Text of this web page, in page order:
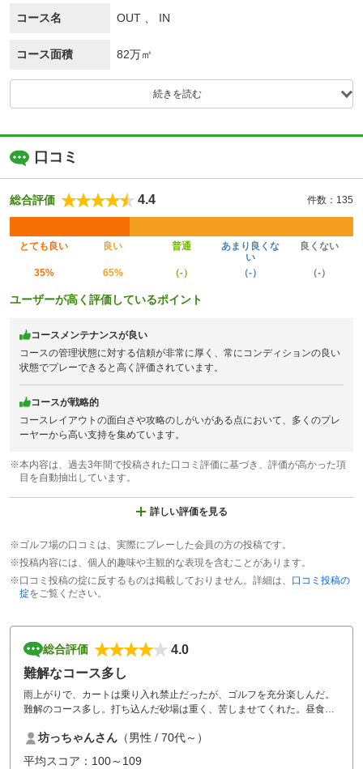
コース名 OUT 、 IN
コース面積 82万㎡
続きを読む
口コミ
総合評価 4.4 件数：135
とても良い 良い 普通
あまり良くな
い
良くない
35% 65% （-） （-） （-）
ユーザーが高く評価しているポイント
コースメンテナンスが良い
コースの管理状態に対する信頼が非常に厚く、常にコンディションの良い
状態でプレーできると高く評価されています。
コースが戦略的
コースレイアウトの面白さや攻略のしがいがある点において、多くのプレ
ーヤーから高い支持を集めています。
※本内容は、過去3年間で投稿された口コミ評価に基づき、評価が高かった項
目を自動抽出しています。
詳しい評価を見る
※ゴルフ場の口コミは、実際にプレーした会員の方の投稿です。
※投稿内容には、個人的趣味や主観的な表現を含むことがあります。
※口コミ投稿の掟に反するものは掲載しておりません。詳細は、 口コミ投稿の
掟をご覧ください。
総合評価
4.0
難解なコース多し
雨上がりで、カートは乗り入れ禁止だったが、ゴルフを充分楽しんだ。
難解のコース多し。打ち込んだ砂場は重く、苦しませてくれた。昼食は
事情はお風呂はシャワーのみだったのは残念だった。
坊っちゃんさん （男性 / 70代～）
平均スコア：100～109